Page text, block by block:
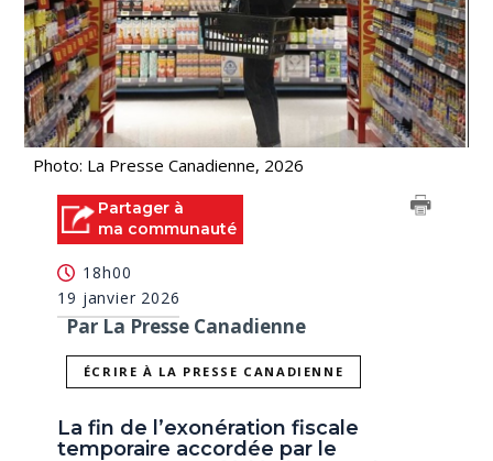
Photo: La Presse Canadienne, 2026
Partager à
ma communauté
18h00
19 janvier 2026
Par La Presse Canadienne
ÉCRIRE À LA PRESSE CANADIENNE
La fin de l’exonération fiscale
temporaire accordée par le